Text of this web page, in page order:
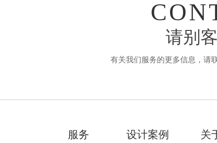
请别
有关我们服务的更多信息，请
服务 设计案例 关